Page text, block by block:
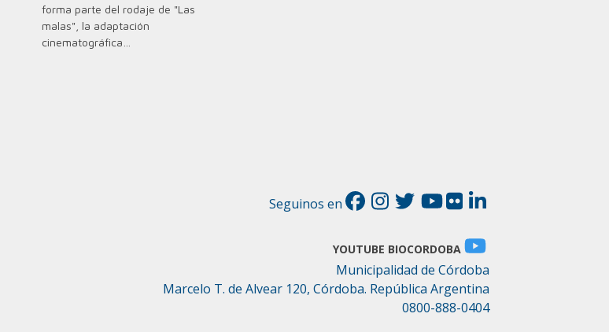
forma parte del rodaje de "Las
malas", la adaptación
cinematográfica…
Seguinos en
YOUTUBE BIOCORDOBA
Municipalidad de Córdoba
Marcelo T. de Alvear 120, Córdoba. República Argentina
0800-888-0404